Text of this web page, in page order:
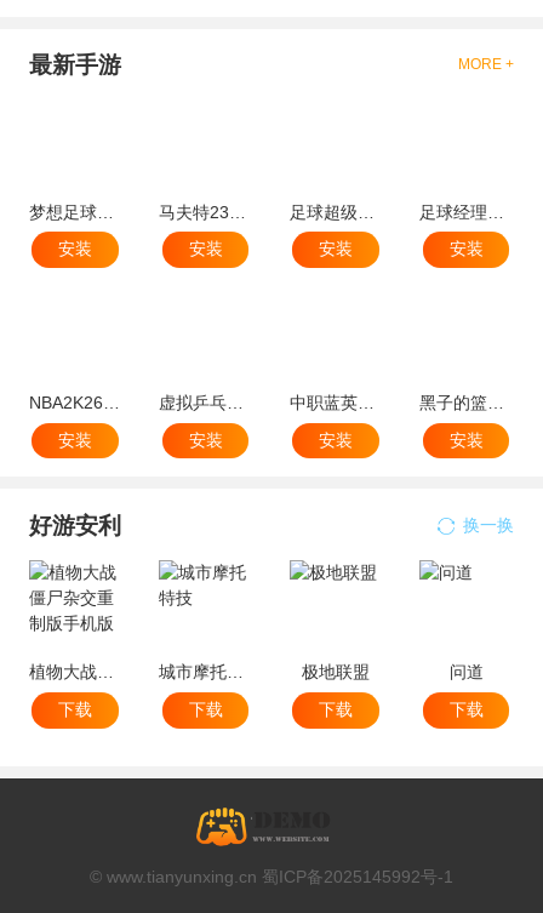
最新手游 MORE +
梦想足球官方正版手游
安装
安装
安装
安装
安装
安装
中职蓝英雄游戏官方正版最新版
安装
安装
好游安利 换一换
植物大战僵尸杂交重制版手机版
下载
城市摩托特技
下载
极地联盟
下载
问道
下载
© www.tianyunxing.cn 蜀ICP备2025145992号-1